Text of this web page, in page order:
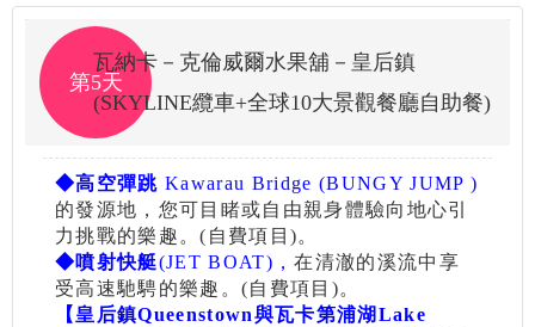
第5天
瓦納卡－克倫威爾水果舖－皇后鎮
(SKYLINE纜車+全球10大景觀餐廳自助餐)
◆高空彈跳 Kawarau Bridge (BUNGY JUMP )
的發源地，您可目睹或自由親身體驗向地心引
力挑戰的樂趣。(自費項目)。
◆噴射快艇(JET BOAT)，在清澈的溪流中享
受高速馳騁的樂趣。(自費項目)。
【皇后鎮Queenstown與瓦卡第浦湖Lake